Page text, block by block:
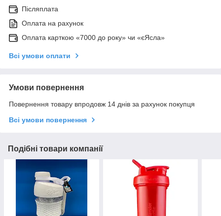
Післяплата
Оплата на рахунок
Оплата карткою «7000 до року» чи «єЯсла»
Всі умови оплати
Умови повернення
Повернення товару впродовж 14 днів за рахунок покупця
Всі умови повернення
Подібні товари компанії